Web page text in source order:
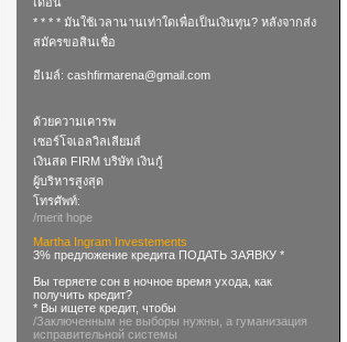
* * * * มันใช้เวลานานเท่าใดเพื่อเป็นเงินทุน? หลังจากส่ง
สมัครขอสินเชื่อ
อีเมล์: cashfirmarena@gmail.com
ด้วยความเคารพ
เซอร์โจเอลวิลเลียมส์
เงินสด FIRM บริษัท เงินกู้
ผู้บริหารสูงสุด
โทรศัพท์:
/merit hope
Martha Ingram Investements
3% предложение кредита ПОДАТЬ ЗАЯВКУ *
Вы теряете сон в ночное время ухода, как
получить кредит?
* Вы ищете кредит, чтобы
/Заключенным не выборы нужны, а гуманизация
исправительной системы